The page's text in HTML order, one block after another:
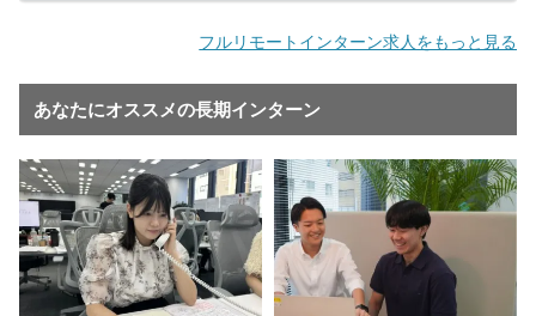
フルリモートインターン求人をもっと見る
あなたにオススメの長期インターン